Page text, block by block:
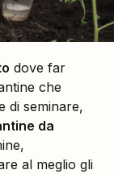
dove far
che
di seminare,
da
al meglio gli